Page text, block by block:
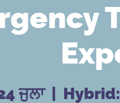
ਜੁਲਾ
  |